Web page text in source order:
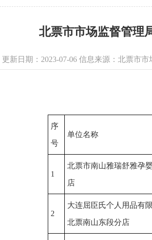
北票市市场监督管理
更新日期：2023-07-06 信息来源：北票市
序
号
单位名称
1
北票市南山雅瑞舒雅孕
店
2
大连屈臣氏个人用品有
北票南山东段分店